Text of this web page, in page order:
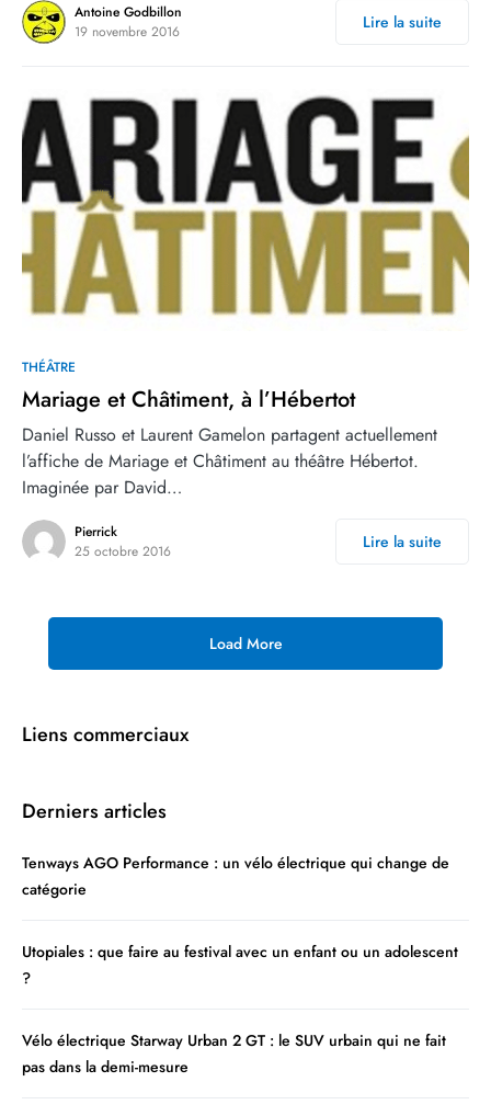
Antoine Godbillon
19 novembre 2016
Lire la suite
THÉÂTRE
Mariage et Châtiment, à l’Hébertot
Daniel Russo et Laurent Gamelon partagent actuellement
l’affiche de Mariage et Châtiment au théâtre Hébertot.
Imaginée par David…
Pierrick
25 octobre 2016
Lire la suite
Load More
Liens commerciaux
Derniers articles
Tenways AGO Performance : un vélo électrique qui change de
catégorie
Utopiales : que faire au festival avec un enfant ou un adolescent
?
Vélo électrique Starway Urban 2 GT : le SUV urbain qui ne fait
pas dans la demi-mesure